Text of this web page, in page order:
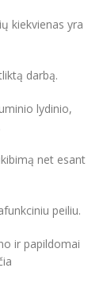
kiekvienas yra
darbą.
lydinio,
net esant
peiliu.
ir papildomai